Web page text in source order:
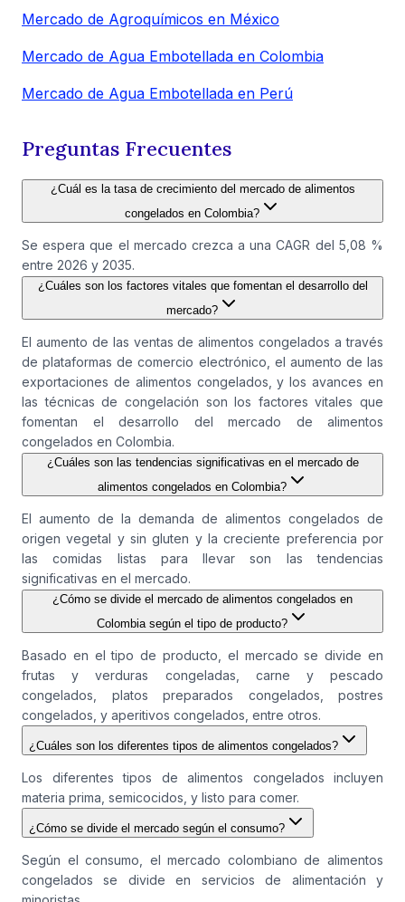
Mercado de Agroquímicos en México
Mercado de Agua Embotellada en Colombia
Mercado de Agua Embotellada en Perú
Preguntas Frecuentes
¿Cuál es la tasa de crecimiento del mercado de alimentos
congelados en Colombia?
Se espera que el mercado crezca a una CAGR del 5,08 %
entre 2026 y 2035.
¿Cuáles son los factores vitales que fomentan el desarrollo del
mercado?
El aumento de las ventas de alimentos congelados a través
de plataformas de comercio electrónico, el aumento de las
exportaciones de alimentos congelados, y los avances en
las técnicas de congelación son los factores vitales que
fomentan el desarrollo del mercado de alimentos
congelados en Colombia.
¿Cuáles son las tendencias significativas en el mercado de
alimentos congelados en Colombia?
El aumento de la demanda de alimentos congelados de
origen vegetal y sin gluten y la creciente preferencia por
las comidas listas para llevar son las tendencias
significativas en el mercado.
¿Cómo se divide el mercado de alimentos congelados en
Colombia según el tipo de producto?
Basado en el tipo de producto, el mercado se divide en
frutas y verduras congeladas, carne y pescado
congelados, platos preparados congelados, postres
congelados, y aperitivos congelados, entre otros.
¿Cuáles son los diferentes tipos de alimentos congelados?
Los diferentes tipos de alimentos congelados incluyen
materia prima, semicocidos, y listo para comer.
¿Cómo se divide el mercado según el consumo?
Según el consumo, el mercado colombiano de alimentos
congelados se divide en servicios de alimentación y